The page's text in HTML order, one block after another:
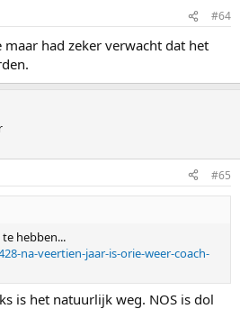
#64
had zeker verwacht dat het
#65
hebben...
na-veertien-jaar-is-orie-weer-coach-
is het natuurlijk weg. NOS is dol